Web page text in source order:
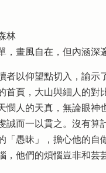
林
畫風自在，但內涵深
以仰望點切入，諭示
首頁，大山與細人的
憫人的天真，無論眼神
誠而一以貫之。沒有算
「愚昧」，擔心他的
，他們的煩惱豈非和芸